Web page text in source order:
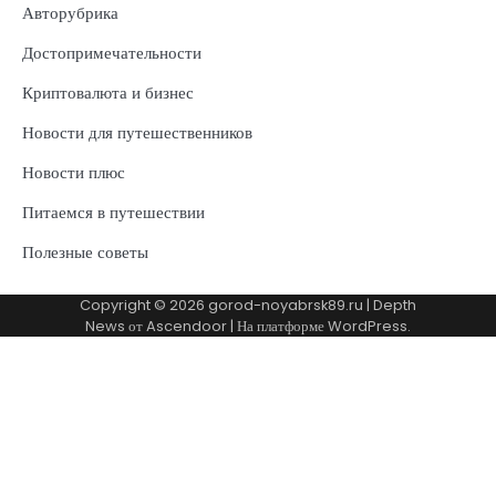
Авторубрика
Достопримечательности
Криптовалюта и бизнес
Новости для путешественников
Новости плюс
Питаемся в путешествии
Полезные советы
Copyright © 2026 gorod-noyabrsk89.ru | Depth
News отAscendoor| На платформеWordPress.